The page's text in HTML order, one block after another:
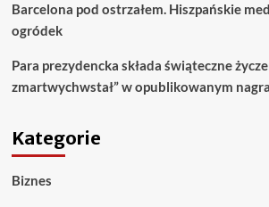
Barcelona pod ostrzałem. Hiszpańskie
ogródek
Para prezydencka składa świąteczne
zmartwychwstał” w opublikowanym
Kategorie
Biznes